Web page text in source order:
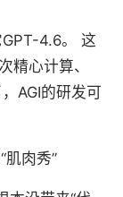
4.6。 这
精心计算、
AGI的研发可
肉秀”